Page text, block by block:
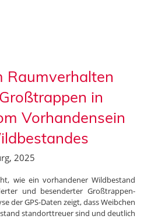
Raumverhalten
in
Vorhandensein
2025
wie ein vorhandener Wildbestand
und besenderter Großtrappen-
der GPS-Daten zeigt, dass Weibchen
standorttreuer sind und deutlich